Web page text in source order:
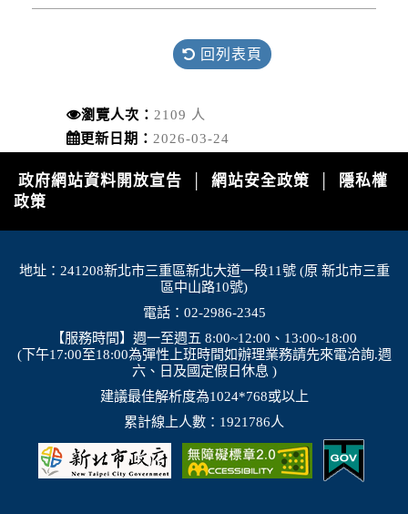
回列表頁
瀏覽人次： 2109 人
更新日期： 2026-03-24
政府網站資料開放宣告 網站安全政策
隱私權
政策
地址：241208新北市三重區新北大道一段11號 (原 新北市三重
區中山路10號)
電話：02-2986-2345
【服務時間】週一至週五 8:00~12:00、13:00~18:00
(下午17:00至18:00為彈性上班時間如辦理業務請先來電洽詢.週
六、日及國定假日休息 )
建議最佳解析度為1024*768或以上
累計線上人數：1921786人